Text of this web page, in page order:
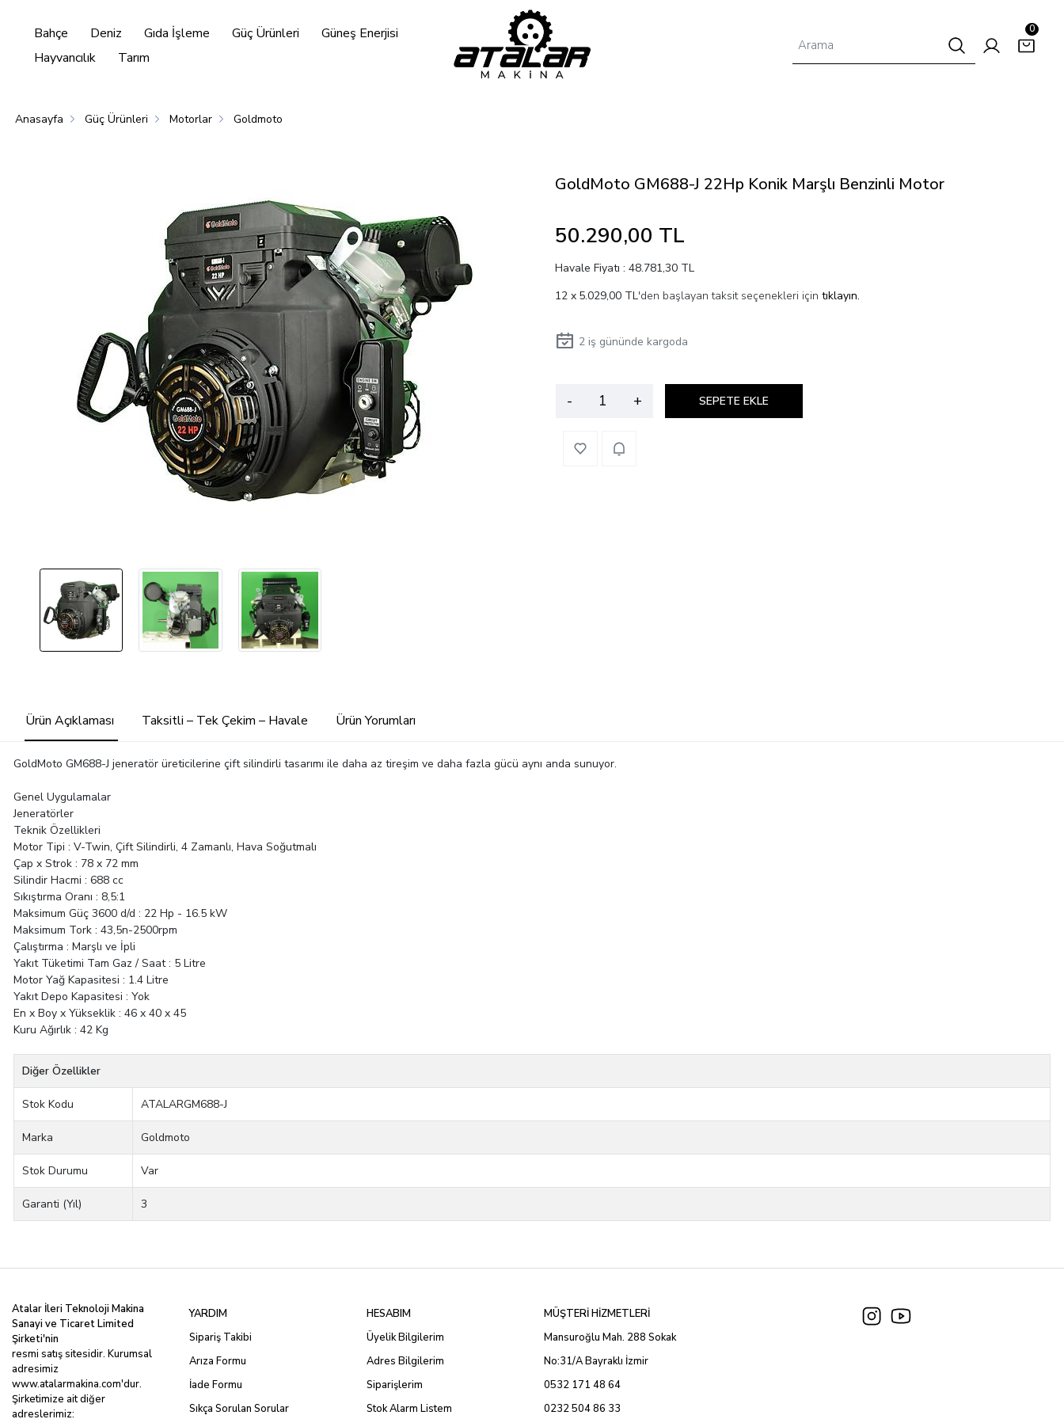
Bahçe Deniz Gıda İşleme Güç Ürünleri
Güneş Enerjisi
Hayvancılık
Tarım
0
Anasayfa Güç Ürünleri Motorlar Goldmoto
GoldMoto GM688-J 22Hp Konik Marşlı Benzinli Motor
50.290,00 TL
Havale Fiyatı : 48.781,30 TL
5.029,00 TL'den başlayan taksit seçenekleri için tıklayın.
2iş gününde kargoda
- + SEPETE EKLE
Ürün Açıklaması Taksitli – Tek Çekim – Havale Ürün Yorumları
GoldMoto GM688-J jeneratör üreticilerine çift silindirli tasarımı ile daha az tireşim ve daha fazla gücü aynı anda sunuyor.
Genel Uygulamalar
Jeneratörler
Teknik Özellikleri
Motor Tipi : V-Twin, Çift Silindirli, 4 Zamanlı, Hava Soğutmalı
Çap x Strok : 78 x 72 mm
Silindir Hacmi : 688 cc
Sıkıştırma Oranı : 8,5:1
Maksimum Güç 3600 d/d : 22 Hp - 16.5 kW
Maksimum Tork : 43,5n-2500rpm
Çalıştırma : Marşlı ve İpli
Yakıt Tüketimi Tam Gaz / Saat : 5 Litre
Motor Yağ Kapasitesi : 1.4 Litre
Yakıt Depo Kapasitesi : Yok
En x Boy x Yükseklik : 46 x 40 x 45
Kuru Ağırlık : 42 Kg
Diğer Özellikler
Stok Kodu ATALARGM688-J
Marka Goldmoto
Stok Durumu Var
Garanti (Yıl) 3
Atalar İleri Teknoloji Makina
Sanayi ve Ticaret Limited
Şirketi'nin
resmi satış sitesidir. Kurumsal
adresimiz
www.atalarmakina.com'dur.
Şirketimize ait diğer
adreslerimiz:
YARDIM
Sipariş Takibi
Arıza Formu
İade Formu
Sıkça Sorulan Sorular
HESABIM
Üyelik Bilgilerim
Adres Bilgilerim
Siparişlerim
Stok Alarm Listem
MÜŞTERİ HİZMETLERİ
Mansuroğlu Mah. 288 Sokak
No:31/A Bayraklı İzmir
0532 171 48 64
0232 504 86 33